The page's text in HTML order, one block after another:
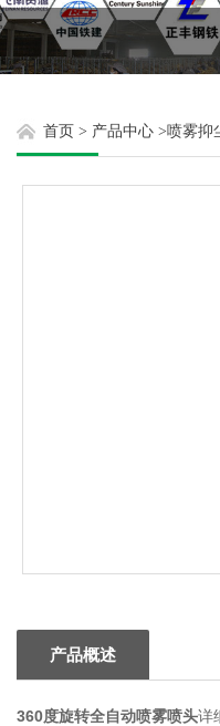
首页 > 产品中心 >喷雾抑
产品概述
360度旋转全自动喷雾喷头详